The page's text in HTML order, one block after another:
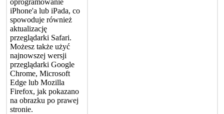
iPhone'a lub iPada, co
spowoduje również
aktualizację
przeglądarki Safari.
Możesz także użyć
najnowszej wersji
przeglądarki Google
Chrome, Microsoft
Edge lub Mozilla
Firefox, jak pokazano
na obrazku po prawej
stronie.